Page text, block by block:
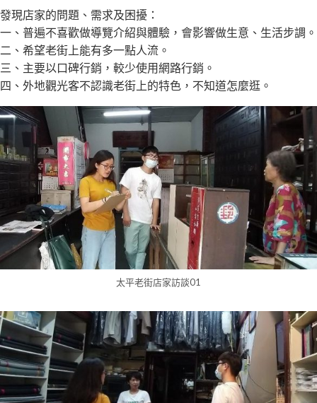
發現店家的問題、需求及困擾：
一、普遍不喜歡做導覽介紹與體驗，會影響做生意、生活步調。
二、希望老街上能有多一點人流。
三、主要以口碑行銷，較少使用網路行銷。
四、外地觀光客不認識老街上的特色，不知道怎麼逛。
太平老街店家訪談01